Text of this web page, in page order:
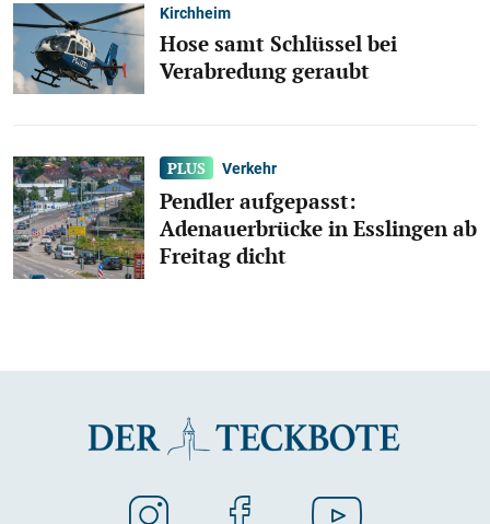
Kirchheim
Hose samt Schlüssel bei
Verabredung geraubt
Verkehr
Pendler aufgepasst:
Adenauerbrücke in Esslingen ab
Freitag dicht